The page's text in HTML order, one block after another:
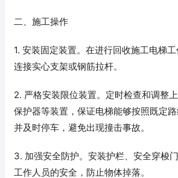
二、施工操作
1. 安装固定装置。在进行回收施工电梯
连接实心支架或钢筋拉杆。
2. 严格安装限位装置。定时检查和调整
保护器等装置，保证电梯能够按照既定路
并及时停车，避免出现撞击事故。
3. 加强安全防护。安装护栏、安全穿梭
工作人员的安全，防止物体掉落。